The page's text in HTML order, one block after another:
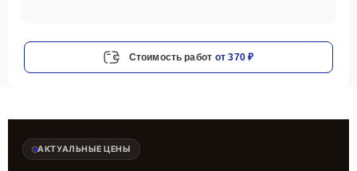
Стоимость работ от 370 ₽
АКТУАЛЬНЫЕ ЦЕНЫ